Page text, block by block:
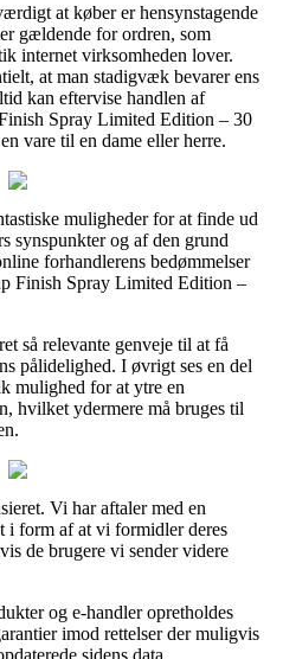
at køber er hensynstagende
gældende for ordren, som
internet virksomheden lover.
at man stadigvæk bevarer ens
kan eftervise handlen af
Spray Limited Edition – 30
vare til en dame eller herre.
muligheder for at finde ud
synspunkter og af den grund
forhandlerens bedømmelser
Finish Spray Limited Edition –
så relevante genveje til at få
pålidelighed. I øvrigt ses en del
mulighed for at ytre en
hvilket ydermere må bruges til
Vi har aftaler med en
i form af at vi formidler deres
de brugere vi sender videre
og e-handler opretholdes
imod rettelser der muligvis
sidens data.